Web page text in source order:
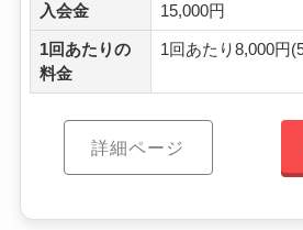
入会金 15,000円
1回あたりの
料金
1回あたり8,000円
詳細ページ